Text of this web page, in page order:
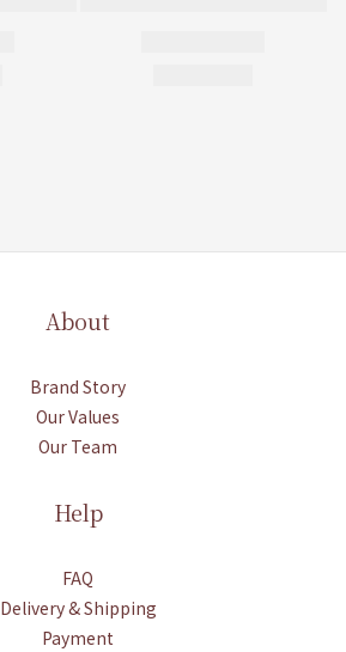
About
Brand Story
Our Values
Our Team
Help
FAQ
Delivery & Shipping
Payment